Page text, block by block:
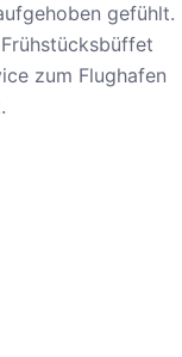
gefühlt.
zum Flughafen